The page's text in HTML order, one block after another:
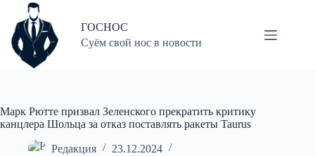
Перейти
сути
ГОСНОС
Суём свой нос в новости
Марк Рютте призвал Зеленского прекратить критику
канцлера Шольца за отказ поставлять ракеты Taurus
Редакция
23.12.2024